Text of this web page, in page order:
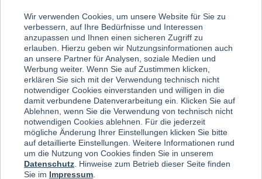
Alle Produkte Fanartikel
Wir verwenden Cookies, um unsere Website für Sie zu
verbessern, auf Ihre Bedürfnisse und Interessen
anzupassen und Ihnen einen sicheren Zugriff zu
erlauben. Hierzu geben wir Nutzungsinformationen auch
an unsere Partner für Analysen, soziale Medien und
Werbung weiter. Wenn Sie auf Zustimmen klicken,
erklären Sie sich mit der Verwendung technisch nicht
notwendiger Cookies einverstanden und willigen in die
damit verbundene Datenverarbeitung ein. Klicken Sie auf
Ablehnen, wenn Sie die Verwendung von technisch nicht
notwendigen Cookies ablehnen. Für die jederzeit
mögliche Änderung Ihrer Einstellungen klicken Sie bitte
auf detaillierte Einstellungen. Weitere Informationen rund
um die Nutzung von Cookies finden Sie in unserem
Datenschutz . Hinweise zum Betrieb dieser Seite finden
Sie im Impressum